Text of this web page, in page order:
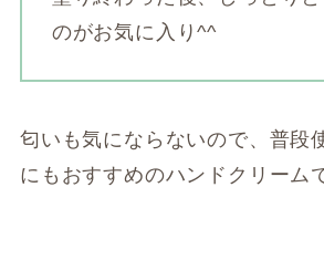
のがお気に入り^^
匂いも気にならないので、普段
にもおすすめのハンドクリーム